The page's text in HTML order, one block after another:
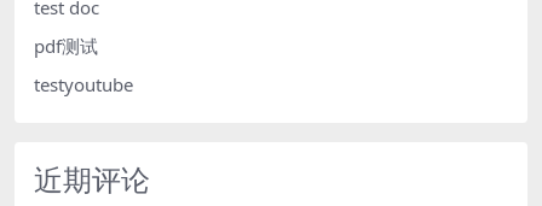
test doc
pdf测试
testyoutube
近期评论